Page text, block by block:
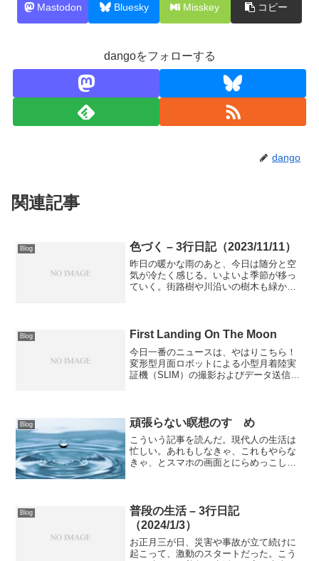
Mastodon Bluesky Misskey コピー
dangoをフォローする
dango
関連記事
Blog 色づく – 3行日記（2023/11/11）
昨日の暖かな雨のあと、今日は随分と空
気が冷たく感じる。いよいよ季節が移っ
ていく。街路樹や川沿いの樹木も緑から
Blog First Landing On The Moon
今日一番のニュースは、やはりこちら！
変形型月面ロボットによる小型月着陸実
証機（SLIM）の撮影およびデータ送信に
信...
Blog 頑張らない瞑想のすゝめ
こういう記事を読んだ。現代人の生活は
忙しい。あれもしなきゃ、これもやらな
きゃ、とスマホの画面とにらめっこし
られているのが「瞑想」。瞑...
Blog
普段の生活 – 3行日記
（2024/1/3）
お正月三が日、災害や事故が立て続けに
起こって、激動のスタートだった。こう